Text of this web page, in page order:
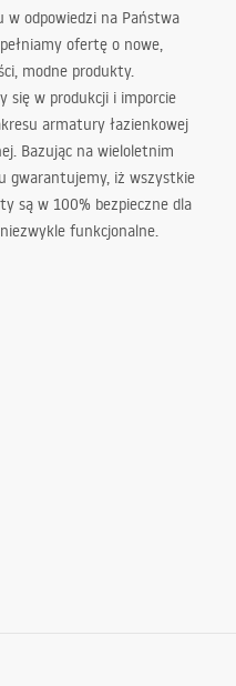
w odpowiedzi na Państwa
ofertę o nowe,
modne produkty.
się w produkcji i imporcie
armatury łazienkowej
Bazując na wieloletnim
gwarantujemy, iż wszystkie
są w 100% bezpieczne dla
funkcjonalne.